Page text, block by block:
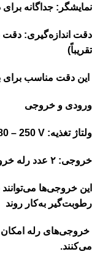
نمایشگر: جداگانه
تقریباً)
این دقت مناسب برای
ورودی و خروجی
ولتاژ تغذیه: AC 180 – 250 V
خروجی: ۲ عدد رله خروجی جداگانه (هر رله تا 10 آمپر)
این خروجی‌ها
رطوبت‌گیر به‌کار روند
خروجی‌های رله امکان
می‌کنند.